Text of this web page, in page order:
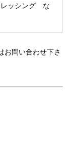
レッシング な
お問い合わせ下さ